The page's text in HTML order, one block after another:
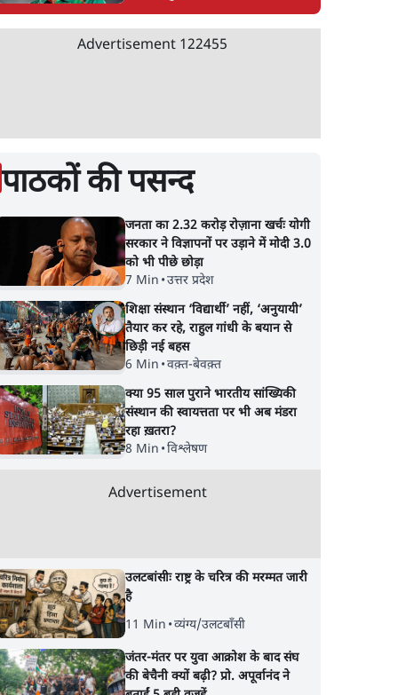
मार्क ज़करबर्ग का माफीनामाः
ये बहुत अंदर की बात है
पेपर लीक घोटाले की
Advertisement 122455
पाठकों की पसन्द
जनता का 2.32 करोड़ रोज़ाना खर्चः योगी
सरकार ने विज्ञापनों पर उड़ाने में मोदी 3.0
को भी पीछे छोड़ा
7 Min •उत्तर प्रदेश
शिक्षा संस्थान ‘विद्यार्थी’ नहीं, ‘अनुयायी’
तैयार कर रहे, राहुल गांधी के बयान से
छिड़ी नई बहस
6 Min •वक़्त-बेवक़्त
क्या 95 साल पुराने भारतीय सांख्यिकी
संस्थान की स्वायत्तता पर भी अब मंडरा
रहा ख़तरा?
8 Min •विश्लेषण
Advertisement
उलटबांसीः राष्ट्र के चरित्र की मरम्मत जारी
है
11 Min •व्यंग्य/उलटबाँसी
जंतर-मंतर पर युवा आक्रोश के बाद संघ
की बेचैनी क्यों बढ़ी? प्रो. अपूर्वानंद ने